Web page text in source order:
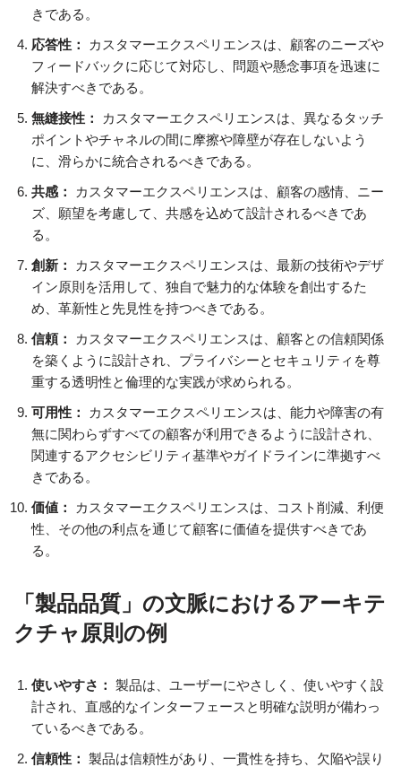
きである。
応答性：
カスタマーエクスペリエンスは、顧客のニーズや
フィードバックに応じて対応し、問題や懸念事項を迅速に
解決すべきである。
無縫接性：
カスタマーエクスペリエンスは、異なるタッチ
ポイントやチャネルの間に摩擦や障壁が存在しないよう
に、滑らかに統合されるべきである。
共感：
カスタマーエクスペリエンスは、顧客の感情、ニー
ズ、願望を考慮して、共感を込めて設計されるべきであ
る。
創新：
カスタマーエクスペリエンスは、最新の技術やデザ
イン原則を活用して、独自で魅力的な体験を創出するた
め、革新性と先見性を持つべきである。
信頼：
カスタマーエクスペリエンスは、顧客との信頼関係
を築くように設計され、プライバシーとセキュリティを尊
重する透明性と倫理的な実践が求められる。
可用性：
カスタマーエクスペリエンスは、能力や障害の有
無に関わらずすべての顧客が利用できるように設計され、
関連するアクセシビリティ基準やガイドラインに準拠すべ
きである。
価値：
カスタマーエクスペリエンスは、コスト削減、利便
性、その他の利点を通じて顧客に価値を提供すべきであ
る。
「製品品質」の文脈におけるアーキテ
クチャ原則の例
使いやすさ： 製品は、ユーザーにやさしく、使いやすく設
計され、直感的なインターフェースと明確な説明が備わっ
ているべきである。
信頼性： 製品は信頼性があり、一貫性を持ち、欠陥や誤り